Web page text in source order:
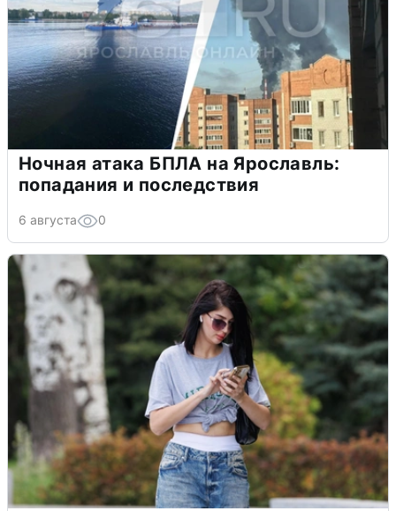
Ночная атака БПЛА на Ярославль:
попадания и последствия
6 августа 0